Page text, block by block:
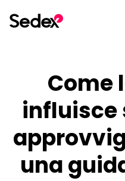
Come
influisce
una